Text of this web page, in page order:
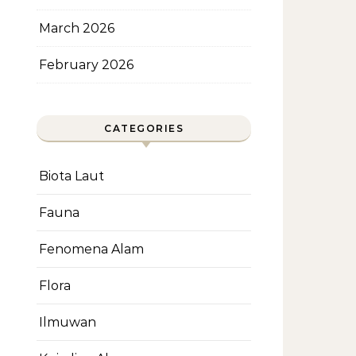
March 2026
February 2026
CATEGORIES
Biota Laut
Fauna
Fenomena Alam
Flora
Ilmuwan